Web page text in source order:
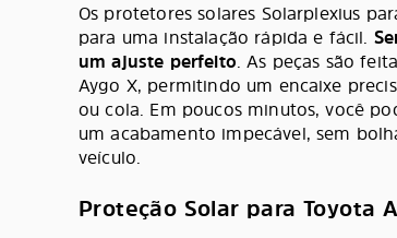
Os protetores solares Solarplexius
para uma instalação rápida e fácil.
um ajuste perfeito. As peças são
Aygo X, permitindo um encaixe
ou cola. Em poucos minutos, você
um acabamento impecável, sem
veículo.
Proteção Solar para Toyota